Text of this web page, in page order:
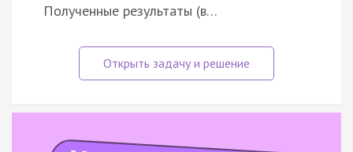
Полученные результаты (в…